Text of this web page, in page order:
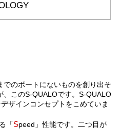
のボートにないものを創り出そ
、このS-QUALOです。S-QUALO
ザインコンセプトをこめていま
「Speed」性能です。二つ目が